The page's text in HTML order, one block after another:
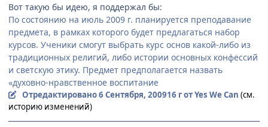
Вот такую бы идею, я поддержал бы:
По состоянию на июль 2009 г. планируется преподавание
предмета, в рамках которого будет предлагаться набор
курсов. Ученики смогут выбрать курс основ какой-либо из
традиционных религий, либо истории основных конфессий
и светскую этику. Предмет предполагается назвать
«духовно-нравственное воспитание
Отредактировано6 Сентября, 200916 гот Yes We Can (см.
историю изменений)